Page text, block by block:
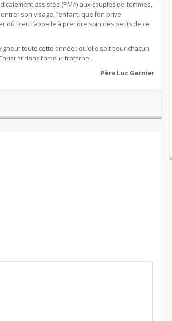
assistée (PMA) aux couples de femmes,
son visage, l’enfant, que l’on prive
où Dieu l’appelle à prendre soin des petits de ce
toute cette année : qu’elle soit pour chacun
et dans l’amour fraternel.
Père Luc Garnier